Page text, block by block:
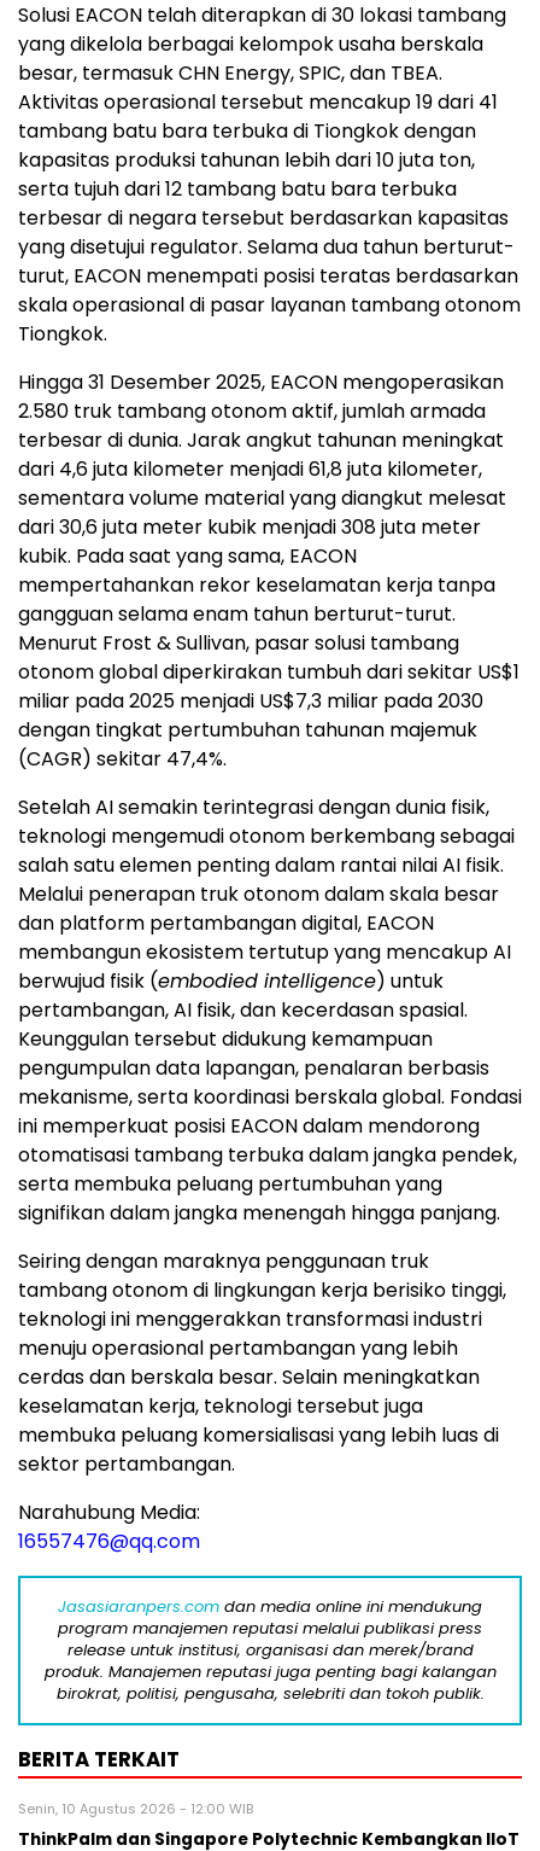
Solusi EACON telah diterapkan di 30 lokasi tambang
yang dikelola berbagai kelompok usaha berskala
besar, termasuk CHN Energy, SPIC, dan TBEA.
Aktivitas operasional tersebut mencakup 19 dari 41
tambang batu bara terbuka di Tiongkok dengan
kapasitas produksi tahunan lebih dari 10 juta ton,
serta tujuh dari 12 tambang batu bara terbuka
terbesar di negara tersebut berdasarkan kapasitas
yang disetujui regulator. Selama dua tahun berturut-
turut, EACON menempati posisi teratas berdasarkan
skala operasional di pasar layanan tambang otonom
Tiongkok.
Hingga 31 Desember 2025, EACON mengoperasikan
2.580 truk tambang otonom aktif, jumlah armada
terbesar di dunia. Jarak angkut tahunan meningkat
dari 4,6 juta kilometer menjadi 61,8 juta kilometer,
sementara volume material yang diangkut melesat
dari 30,6 juta meter kubik menjadi 308 juta meter
kubik. Pada saat yang sama, EACON
mempertahankan rekor keselamatan kerja tanpa
gangguan selama enam tahun berturut-turut.
Menurut Frost & Sullivan, pasar solusi tambang
otonom global diperkirakan tumbuh dari sekitar US$1
miliar pada 2025 menjadi US$7,3 miliar pada 2030
dengan tingkat pertumbuhan tahunan majemuk
(CAGR) sekitar 47,4%.
Setelah AI semakin terintegrasi dengan dunia fisik,
teknologi mengemudi otonom berkembang sebagai
salah satu elemen penting dalam rantai nilai AI fisik.
Melalui penerapan truk otonom dalam skala besar
dan platform pertambangan digital, EACON
membangun ekosistem tertutup yang mencakup AI
berwujud fisik (embodied intelligence) untuk
pertambangan, AI fisik, dan kecerdasan spasial.
Keunggulan tersebut didukung kemampuan
pengumpulan data lapangan, penalaran berbasis
mekanisme, serta koordinasi berskala global. Fondasi
ini memperkuat posisi EACON dalam mendorong
otomatisasi tambang terbuka dalam jangka pendek,
serta membuka peluang pertumbuhan yang
signifikan dalam jangka menengah hingga panjang.
Seiring dengan maraknya penggunaan truk
tambang otonom di lingkungan kerja berisiko tinggi,
teknologi ini menggerakkan transformasi industri
menuju operasional pertambangan yang lebih
cerdas dan berskala besar. Selain meningkatkan
keselamatan kerja, teknologi tersebut juga
membuka peluang komersialisasi yang lebih luas di
sektor pertambangan.
Narahubung Media:
16557476@qq.com
Jasasiaranpers.com dan media online ini mendukung
program manajemen reputasi melalui publikasi press
release untuk institusi, organisasi dan merek/brand
produk. Manajemen reputasi juga penting bagi kalangan
birokrat, politisi, pengusaha, selebriti dan tokoh publik.
BERITA TERKAIT
Senin, 10 Agustus 2026 - 12:00 WIB
ThinkPalm dan Singapore Polytechnic Kembangkan IIoT